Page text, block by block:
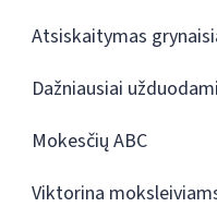
Atsiskaitymas
Dažniausiai
Mokesčių ABC
Viktorina